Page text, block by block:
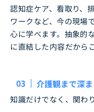
認知症ケア、看取り、
ワークなど、今の現場
心に学べます。抽象的
に直結した内容だから
03 介護観まで深
知識だけでなく、関わ